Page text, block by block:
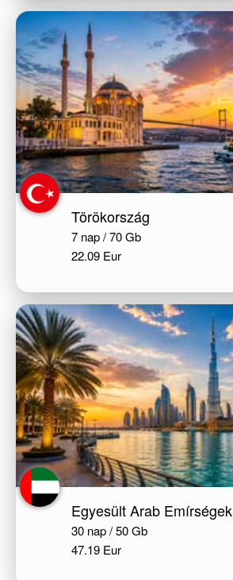
Törökország
7 nap / 70 Gb
22.09 Eur
Egyesült Arab Emírségek
30 nap / 50 Gb
47.19 Eur